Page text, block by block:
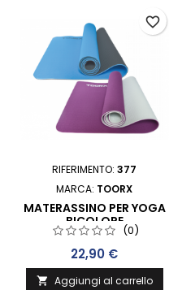
RIFERIMENTO: 377
MARCA: TOORX
MATERASSINO PER YOGA
BICOLORE
PROFESSIONALE
(0)
Prezzo
22,90 €
 Aggiungi al carrello
favorite_border